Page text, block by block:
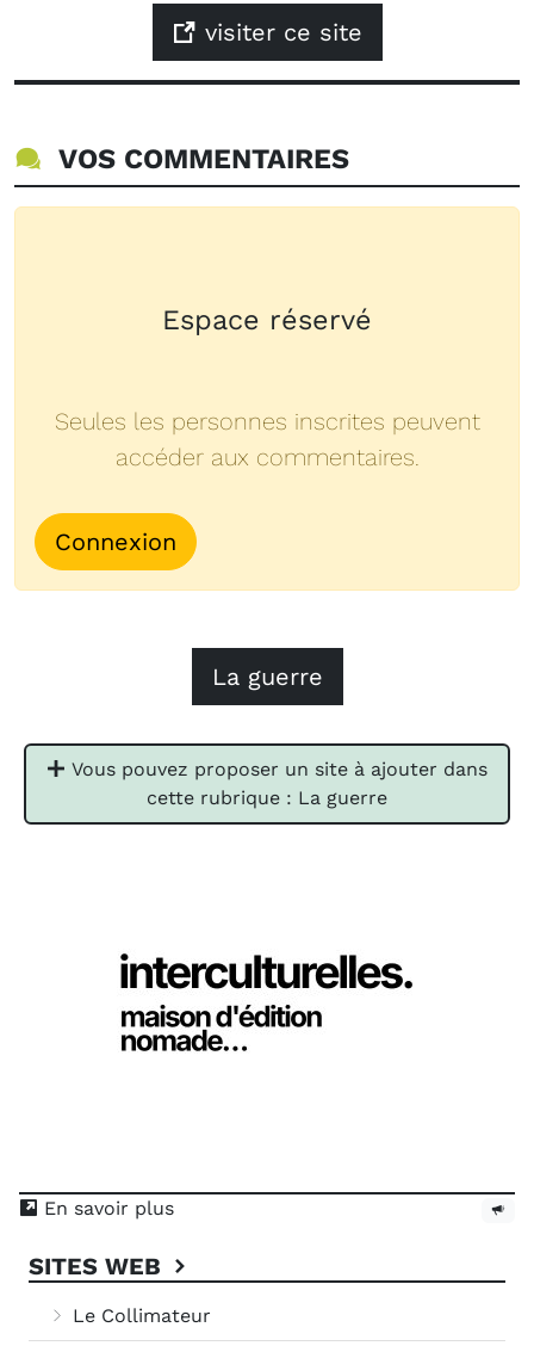
visiter ce site
VOS COMMENTAIRES
Espace réservé
Seules les personnes inscrites peuvent
accéder aux commentaires.
Connexion
La guerre
Vous pouvez proposer un site à ajouter dans
cette rubrique : La guerre
En savoir plus
SITES WEB
Le Collimateur